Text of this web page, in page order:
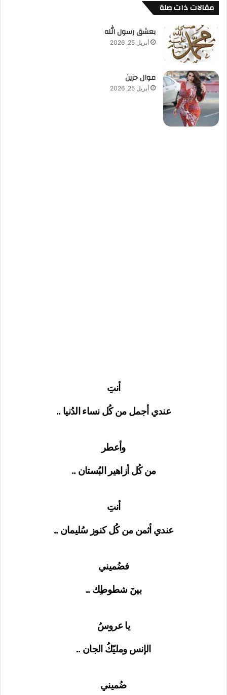
مقالات ذات صلة
بعشق رسول الله
أبريل 25, 2026
موال حزين
أبريل 25, 2026
أنتِ
عندي أجمل من كُل نساء الدُنيا ..
وأعطر
من كُل أزاهير البُستان ..
أنتِ
عندي أثمن من كُل كنوز سُليمان ..
فضُميني
بينَ شطوطِك ..
يا عروسُ
الإنس ومليّكُ الجان ..
ضُميني